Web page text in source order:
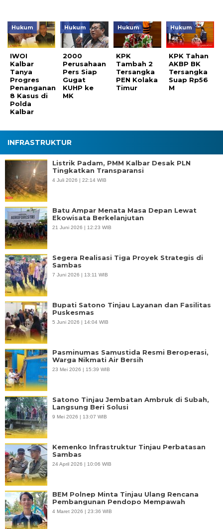
Hukum
IWOI
Kalbar
Tanya
Progres
Penanganan
8 Kasus di
Polda
Kalbar
Hukum
2000
Perusahaan
Pers Siap
Gugat
KUHP ke
MK
Hukum
KPK
Tambah 2
Tersangka
PEN Kolaka
Timur
Hukum
KPK Tahan
AKBP BK
Tersangka
Suap Rp56
M
INFRASTRUKTUR
Listrik Padam, PMM Kalbar Desak PLN
Tingkatkan Transparansi
4 Juli 2026 | 22:14 WIB
Batu Ampar Menata Masa Depan Lewat
Ekowisata Berkelanjutan
21 Juni 2026 | 12:23 WIB
Segera Realisasi Tiga Proyek Strategis di
Sambas
7 Juni 2026 | 13:11 WIB
Bupati Satono Tinjau Layanan dan Fasilitas
Puskesmas
5 Juni 2026 | 14:04 WIB
Pasminumas Samustida Resmi Beroperasi,
Warga Nikmati Air Bersih
23 Mei 2026 | 15:39 WIB
Satono Tinjau Jembatan Ambruk di Subah,
Langsung Beri Solusi
9 Mei 2026 | 13:07 WIB
Kemenko Infrastruktur Tinjau Perbatasan
Sambas
24 April 2026 | 10:06 WIB
BEM Polnep Minta Tinjau Ulang Rencana
Pembangunan Pendopo Mempawah
4 Maret 2026 | 23:36 WIB